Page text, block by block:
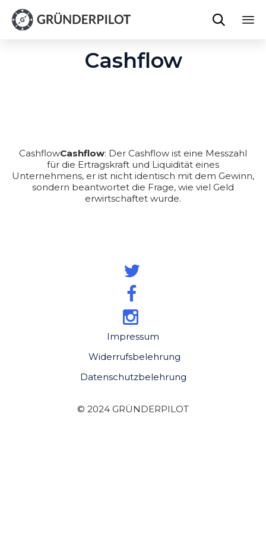

Cashflow
CashflowCashflow: Der Cashflow ist eine Messzahl
für die Ertragskraft und Liquidität eines
Unternehmens, er ist nicht identisch mit dem Gewinn,
sondern beantwortet die Frage, wie viel Geld
erwirtschaftet wurde.
Impressum
Widerrufsbelehrung
Datenschutzbelehrung
© 2024 GRÜNDERPILOT